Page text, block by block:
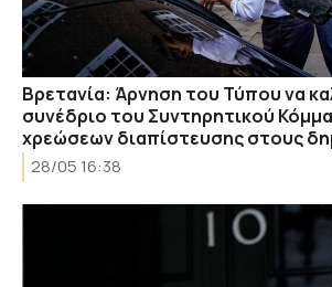
Βρετανία: Άρνηση του Τύπου να
συνέδριο του Συντηρητικού
χρεώσεων διαπίστευσης στους
28/05 16:38